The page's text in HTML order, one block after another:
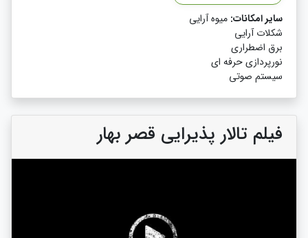
سایر امکانات: میوه آرایی
شکلات آرایی
برق اضطراری
نورپردازی حرفه ای
سیستم صوتی
فیلم تالار پذیرایی قصر بهار